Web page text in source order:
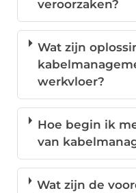
veroorzaken?
Wat zijn
werkvloer?
Hoe begin ik
van
Wat zijn de